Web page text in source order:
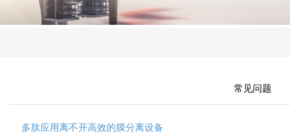
常见问题
多肽应用离不开高效的膜分离设备